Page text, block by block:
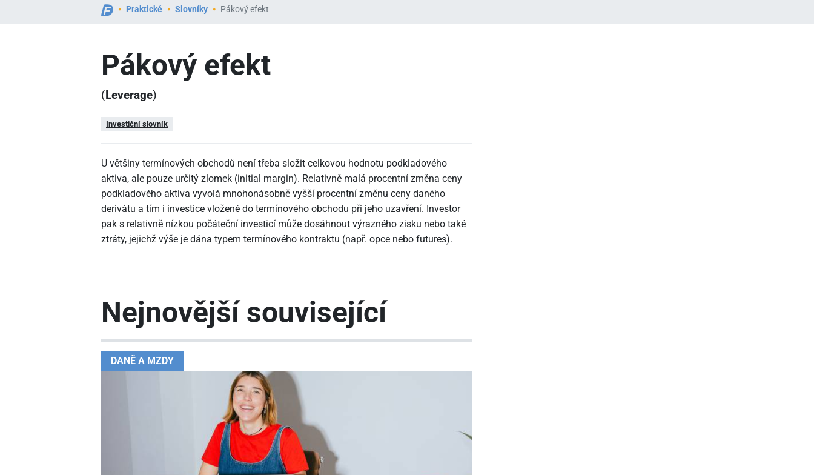
Praktické Slovníky Pákový efekt
Pákový efekt
(Leverage)
Investiční slovník
U většiny termínových obchodů není třeba složit celkovou hodnotu podkladového
aktiva, ale pouze určitý zlomek (initial margin). Relativně malá procentní změna ceny
podkladového aktiva vyvolá mnohonásobně vyšší procentní změnu ceny daného
derivátu a tím i investice vložené do termínového obchodu při jeho uzavření. Investor
pak s relativně nízkou počáteční investicí může dosáhnout výrazného zisku nebo také
ztráty, jejichž výše je dána typem termínového kontraktu (např. opce nebo futures).
Nejnovější související
DANĚ A MZDY